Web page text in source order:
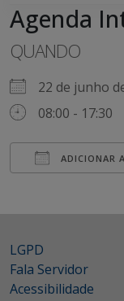
Agenda
QUANDO
22 de junho
08:00 - 17:30
ADICIONAR
LGPD
Fala Servidor
Acessibilidade